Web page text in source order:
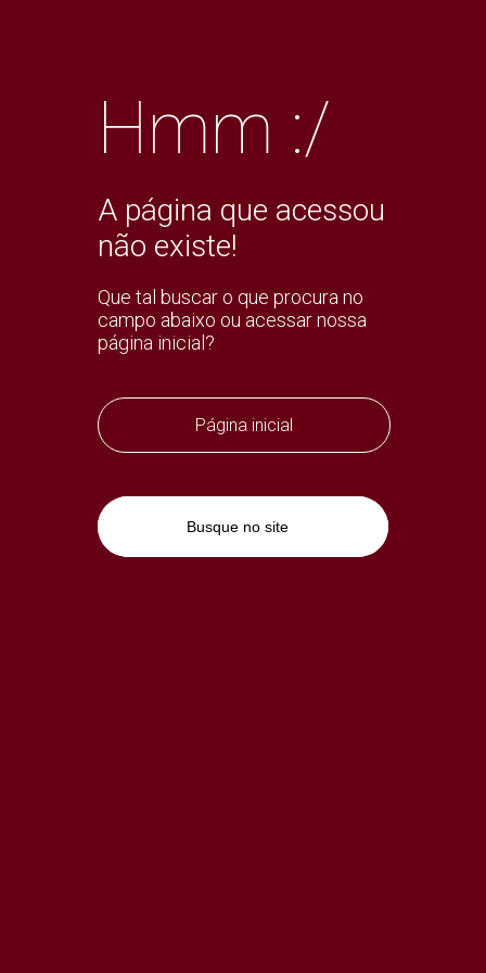
Hmm :/
A página que acessou
não existe!
Que tal buscar o que procura no
campo abaixo ou acessar nossa
página inicial?
Página inicial